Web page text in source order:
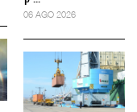
06 AGO 2026